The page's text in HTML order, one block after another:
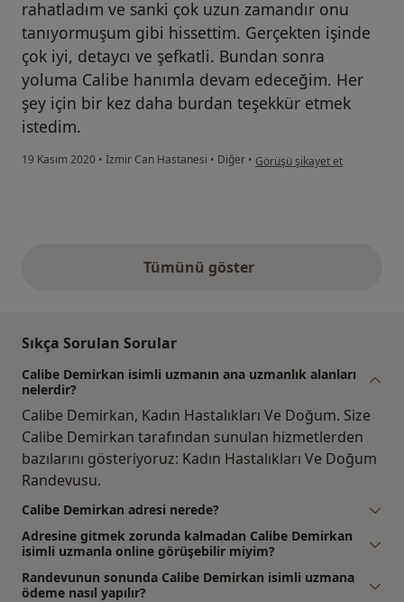
rahatladım ve sanki çok uzun zamandır onu
tanıyormuşum gibi hissettim. Gerçekten işinde
çok iyi, detaycı ve şefkatli. Bundan sonra
yoluma Calibe hanımla devam edeceğim. Her
şey için bir kez daha burdan teşekkür etmek
istedim.
19 Kasım 2020 • İzmir Can Hastanesi • Diğer • kullanıcının görüşüne göre
Görüşü şikayet et
Tümünü gösteryukarıdaki görüşler
Sıkça Sorulan Sorular
Calibe Demirkan isimli uzmanın ana uzmanlık alanları
nelerdir?
Calibe Demirkan, Kadın Hastalıkları Ve Doğum. Size
Calibe Demirkan tarafından sunulan hizmetlerden
bazılarını gösteriyoruz: Kadın Hastalıkları Ve Doğum
Randevusu.
Calibe Demirkan adresi nerede?
Adresine gitmek zorunda kalmadan Calibe Demirkan
isimli uzmanla online görüşebilir miyim?
Randevunun sonunda Calibe Demirkan isimli uzmana
ödeme nasıl yapılır?